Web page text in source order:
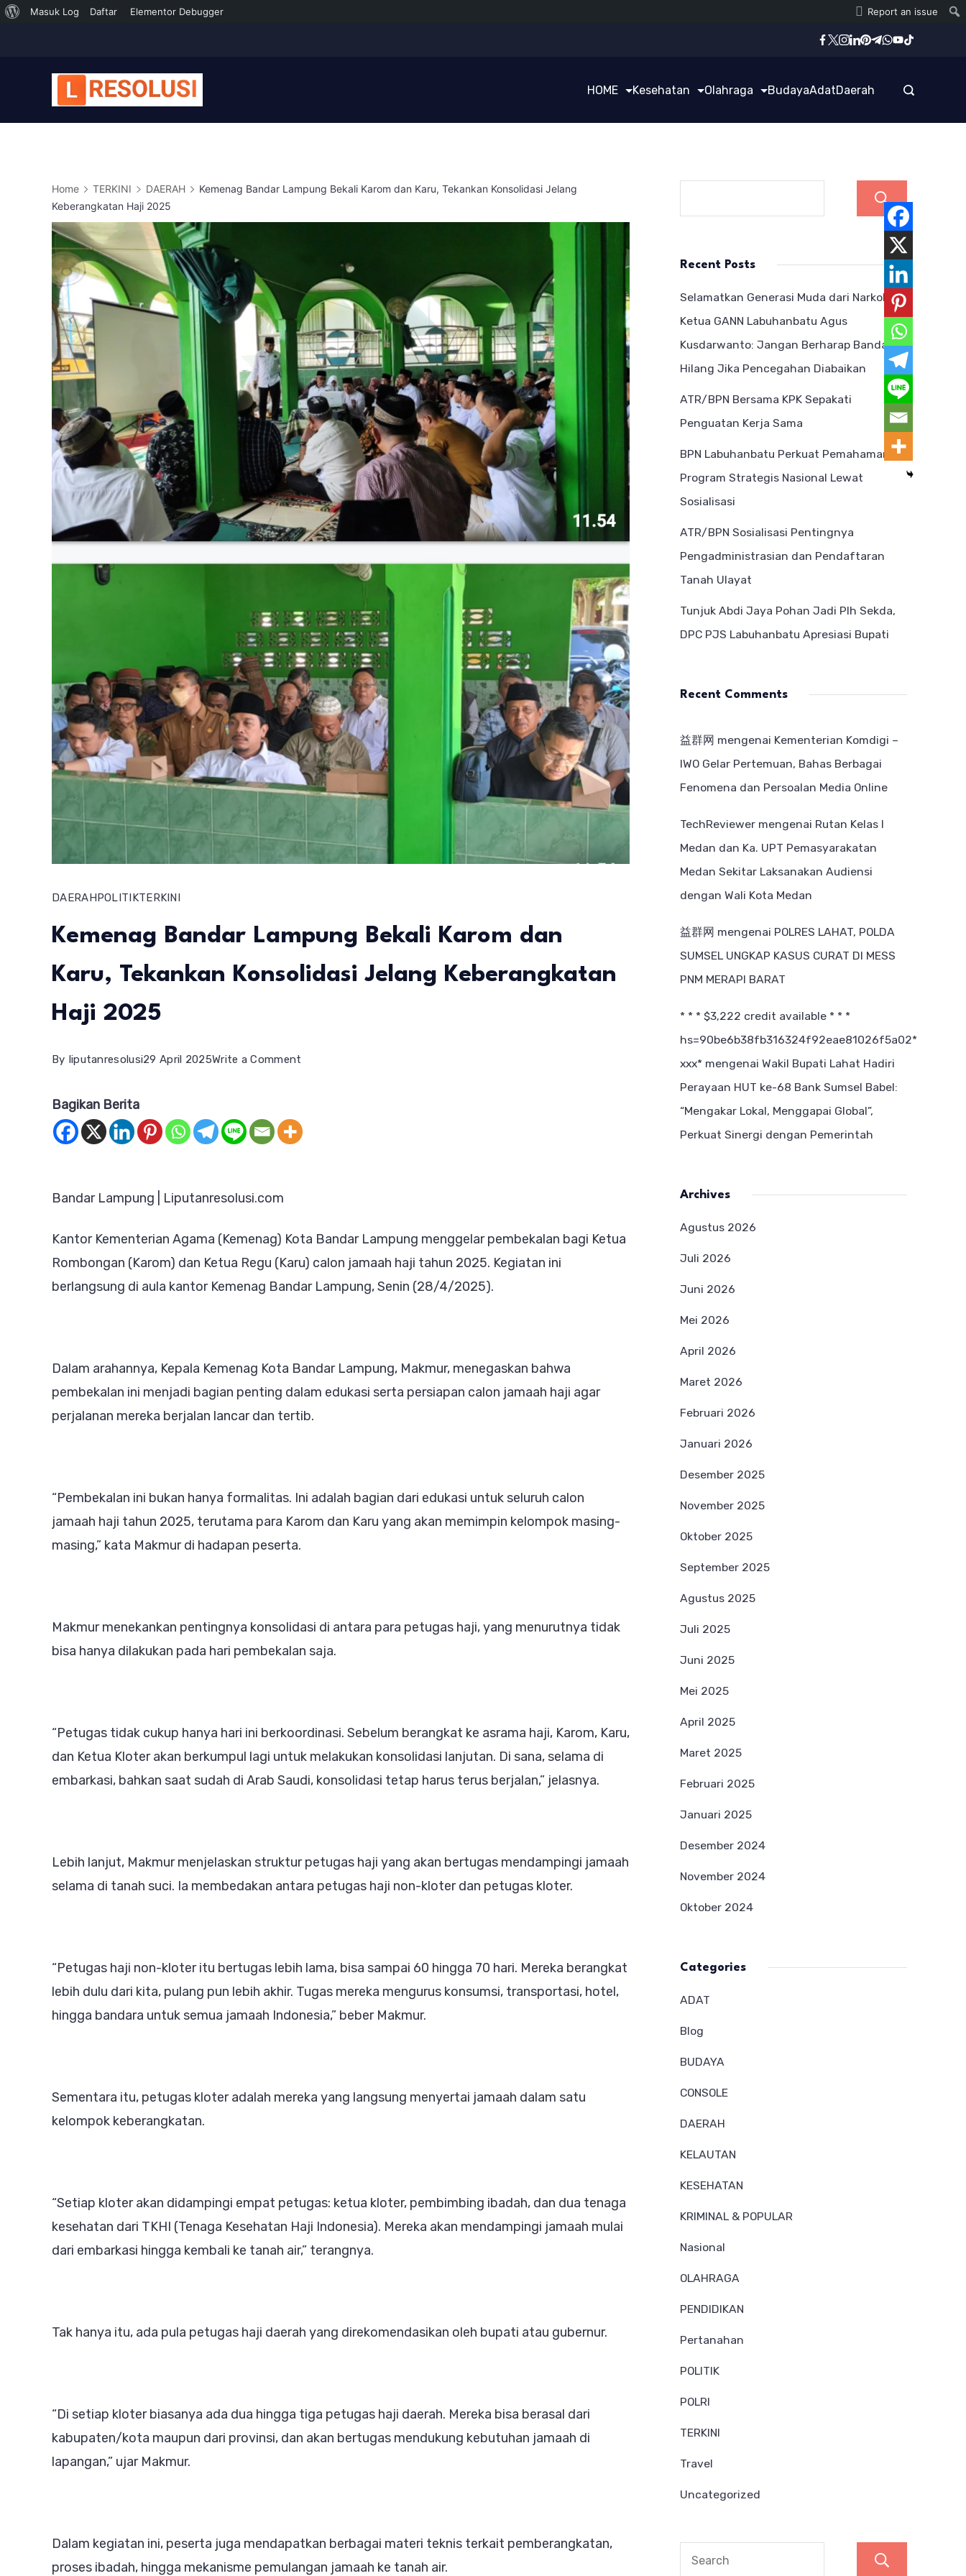
Tentang
Masuk Log Daftar Elementor Debugger Report an issue
HOME Kesehatan Olahraga BudayaAdatDaerah
Home TERKINI DAERAH
Kemenag Bandar Lampung Bekali Karom dan Karu, Tekankan Konsolidasi Jelang
Keberangkatan Haji 2025
DAERAHPOLITIKTERKINI
Kemenag Bandar Lampung Bekali Karom dan
Karu, Tekankan Konsolidasi Jelang Keberangkatan
Haji 2025
By liputanresolusi29 April 2025Write a Comment
Lampung
Konsolidasi
2025
Bagikan Berita
Bandar Lampung | Liputanresolusi.com
Kantor Kementerian Agama (Kemenag) Kota Bandar Lampung menggelar pembekalan bagi Ketua
Rombongan (Karom) dan Ketua Regu (Karu) calon jamaah haji tahun 2025. Kegiatan ini
berlangsung di aula kantor Kemenag Bandar Lampung, Senin (28/4/2025).
Dalam arahannya, Kepala Kemenag Kota Bandar Lampung, Makmur, menegaskan bahwa
pembekalan ini menjadi bagian penting dalam edukasi serta persiapan calon jamaah haji agar
perjalanan mereka berjalan lancar dan tertib.
“Pembekalan ini bukan hanya formalitas. Ini adalah bagian dari edukasi untuk seluruh calon
jamaah haji tahun 2025, terutama para Karom dan Karu yang akan memimpin kelompok masing-
masing,” kata Makmur di hadapan peserta.
Makmur menekankan pentingnya konsolidasi di antara para petugas haji, yang menurutnya tidak
bisa hanya dilakukan pada hari pembekalan saja.
“Petugas tidak cukup hanya hari ini berkoordinasi. Sebelum berangkat ke asrama haji, Karom, Karu,
dan Ketua Kloter akan berkumpul lagi untuk melakukan konsolidasi lanjutan. Di sana, selama di
embarkasi, bahkan saat sudah di Arab Saudi, konsolidasi tetap harus terus berjalan,” jelasnya.
Lebih lanjut, Makmur menjelaskan struktur petugas haji yang akan bertugas mendampingi jamaah
selama di tanah suci. Ia membedakan antara petugas haji non-kloter dan petugas kloter.
“Petugas haji non-kloter itu bertugas lebih lama, bisa sampai 60 hingga 70 hari. Mereka berangkat
lebih dulu dari kita, pulang pun lebih akhir. Tugas mereka mengurus konsumsi, transportasi, hotel,
hingga bandara untuk semua jamaah Indonesia,” beber Makmur.
Sementara itu, petugas kloter adalah mereka yang langsung menyertai jamaah dalam satu
kelompok keberangkatan.
“Setiap kloter akan didampingi empat petugas: ketua kloter, pembimbing ibadah, dan dua tenaga
kesehatan dari TKHI (Tenaga Kesehatan Haji Indonesia). Mereka akan mendampingi jamaah mulai
dari embarkasi hingga kembali ke tanah air,” terangnya.
Tak hanya itu, ada pula petugas haji daerah yang direkomendasikan oleh bupati atau gubernur.
“Di setiap kloter biasanya ada dua hingga tiga petugas haji daerah. Mereka bisa berasal dari
kabupaten/kota maupun dari provinsi, dan akan bertugas mendukung kebutuhan jamaah di
lapangan,” ujar Makmur.
Dalam kegiatan ini, peserta juga mendapatkan berbagai materi teknis terkait pemberangkatan,
proses ibadah, hingga mekanisme pemulangan jamaah ke tanah air.
Recent Posts
Selamatkan Generasi Muda dari Narkoba,
Ketua GANN Labuhanbatu Agus
Kusdarwanto: Jangan Berharap Bandar
Hilang Jika Pencegahan Diabaikan
ATR/BPN Bersama KPK Sepakati
Penguatan Kerja Sama
BPN Labuhanbatu Perkuat Pemahaman
Program Strategis Nasional Lewat
Sosialisasi
ATR/BPN Sosialisasi Pentingnya
Pengadministrasian dan Pendaftaran
Tanah Ulayat
Tunjuk Abdi Jaya Pohan Jadi Plh Sekda,
DPC PJS Labuhanbatu Apresiasi Bupati
Recent Comments
益群网 mengenai Kementerian Komdigi –
IWO Gelar Pertemuan, Bahas Berbagai
Fenomena dan Persoalan Media Online
TechReviewer mengenai Rutan Kelas I
Medan dan Ka. UPT Pemasyarakatan
Medan Sekitar Laksanakan Audiensi
dengan Wali Kota Medan
益群网 mengenai POLRES LAHAT, POLDA
SUMSEL UNGKAP KASUS CURAT DI MESS
PNM MERAPI BARAT
* * * $3,222 credit available * * *
hs=90be6b38fb316324f92eae81026f5a02*
ххх* mengenai Wakil Bupati Lahat Hadiri
Perayaan HUT ke-68 Bank Sumsel Babel:
“Mengakar Lokal, Menggapai Global”,
Perkuat Sinergi dengan Pemerintah
Archives
Agustus 2026
Juli 2026
Juni 2026
Mei 2026
April 2026
Maret 2026
Februari 2026
Januari 2026
Desember 2025
November 2025
Oktober 2025
September 2025
Agustus 2025
Juli 2025
Juni 2025
Mei 2025
April 2025
Maret 2025
Februari 2025
Januari 2025
Desember 2024
November 2024
Oktober 2024
Categories
ADAT
Blog
BUDAYA
CONSOLE
DAERAH
KELAUTAN
KESEHATAN
KRIMINAL & POPULAR
Nasional
OLAHRAGA
PENDIDIKAN
Pertanahan
POLITIK
POLRI
TERKINI
Travel
Uncategorized